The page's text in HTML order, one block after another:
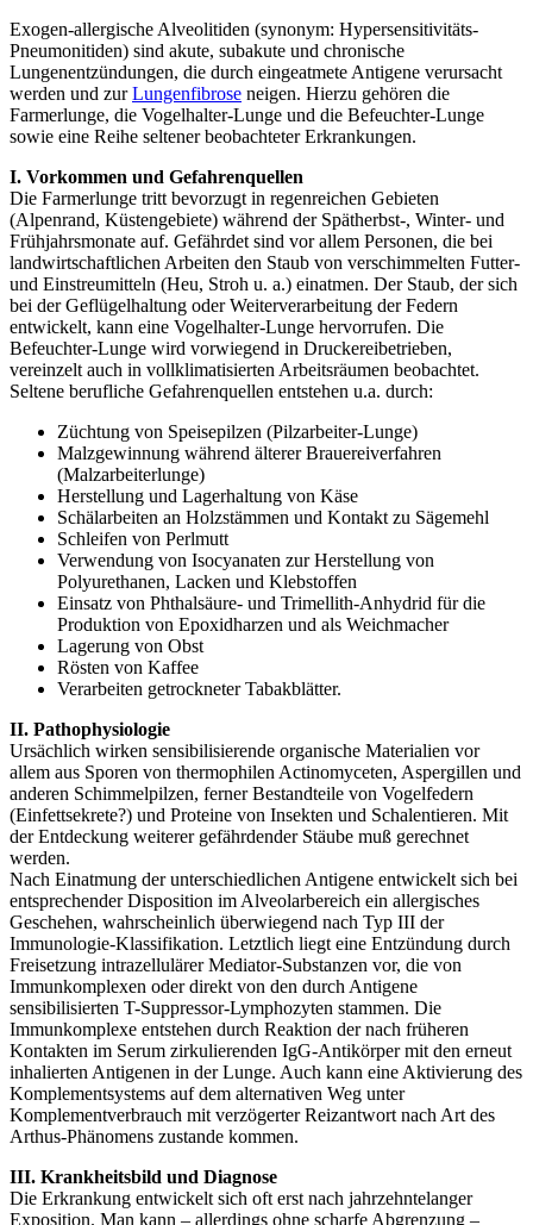
Exogen-allergische Alveolitiden (synonym: Hypersensitivitäts-
Pneumonitiden) sind akute, subakute und chronische
Lungenentzündungen, die durch eingeatmete Antigene verursacht
werden und zurLungenfibrose neigen. Hierzu gehören die
Farmerlunge, die Vogelhalter-Lunge und die Befeuchter-Lunge
sowie eine Reihe seltener beobachteter Erkrankungen.
I. Vorkommen und Gefahrenquellen
Die Farmerlunge tritt bevorzugt in regenreichen Gebieten
(Alpenrand, Küstengebiete) während der Spätherbst-, Winter- und
Frühjahrsmonate auf. Gefährdet sind vor allem Personen, die bei
landwirtschaftlichen Arbeiten den Staub von verschimmelten Futter-
und Einstreumitteln (Heu, Stroh u. a.) einatmen. Der Staub, der sich
bei der Geflügelhaltung oder Weiterverarbeitung der Federn
entwickelt, kann eine Vogelhalter-Lunge hervorrufen. Die
Befeuchter-Lunge wird vorwiegend in Druckereibetrieben,
vereinzelt auch in vollklimatisierten Arbeitsräumen beobachtet.
Seltene berufliche Gefahrenquellen entstehen u.a. durch:
Züchtung von Speisepilzen (Pilzarbeiter-Lunge)
Malzgewinnung während älterer Brauereiverfahren
(Malzarbeiterlunge)
Herstellung und Lagerhaltung von Käse
Schälarbeiten an Holzstämmen und Kontakt zu Sägemehl
Schleifen von Perlmutt
Verwendung von Isocyanaten zur Herstellung von
Polyurethanen, Lacken und Klebstoffen
Einsatz von Phthalsäure- und Trimellith-Anhydrid für die
Produktion von Epoxidharzen und als Weichmacher
Lagerung von Obst
Rösten von Kaffee
Verarbeiten getrockneter Tabakblätter.
II. Pathophysiologie
Ursächlich wirken sensibilisierende organische Materialien vor
allem aus Sporen von thermophilen Actinomyceten, Aspergillen und
anderen Schimmelpilzen, ferner Bestandteile von Vogelfedern
(Einfettsekrete?) und Proteine von Insekten und Schalentieren. Mit
der Entdeckung weiterer gefährdender Stäube muß gerechnet
werden.
Nach Einatmung der unterschiedlichen Antigene entwickelt sich bei
entsprechender Disposition im Alveolarbereich ein allergisches
Geschehen, wahrscheinlich überwiegend nach Typ III der
Immunologie-Klassifikation. Letztlich liegt eine Entzündung durch
Freisetzung intrazellulärer Mediator-Substanzen vor, die von
Immunkomplexen oder direkt von den durch Antigene
sensibilisierten T-Suppressor-Lymphozyten stammen. Die
Immunkomplexe entstehen durch Reaktion der nach früheren
Kontakten im Serum zirkulierenden IgG-Antikörper mit den erneut
inhalierten Antigenen in der Lunge. Auch kann eine Aktivierung des
Komplementsystems auf dem alternativen Weg unter
Komplementverbrauch mit verzögerter Reizantwort nach Art des
Arthus-Phänomens zustande kommen.
III. Krankheitsbild und Diagnose
Die Erkrankung entwickelt sich oft erst nach jahrzehntelanger
Exposition. Man kann – allerdings ohne scharfe Abgrenzung –